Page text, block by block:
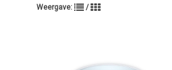
Weergave: /